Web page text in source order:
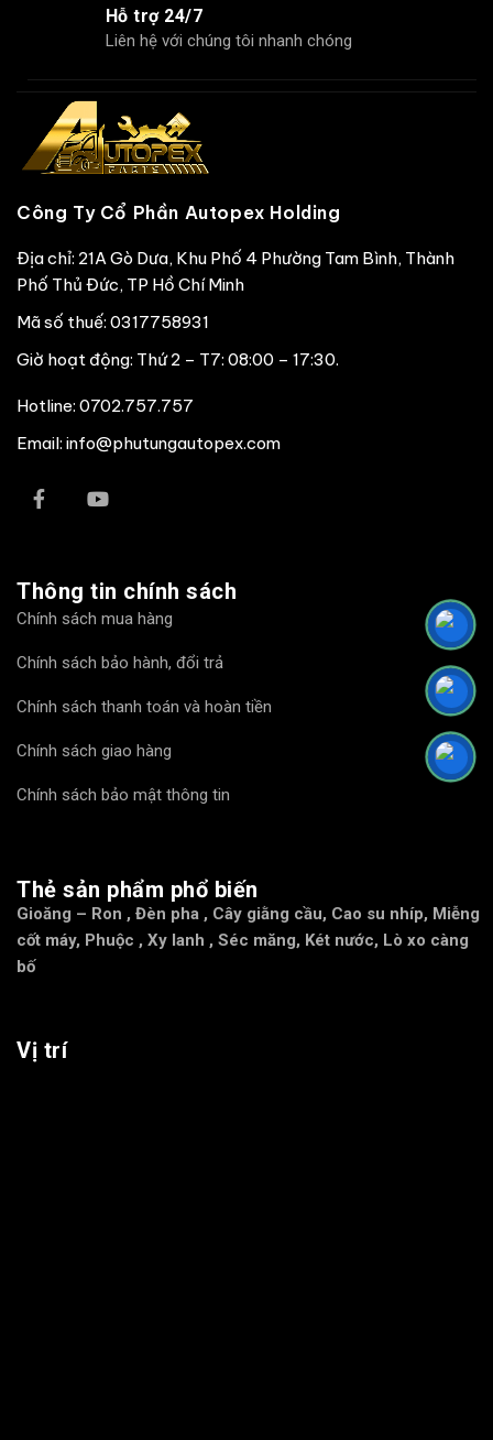
Hỗ trợ 24/7
Liên hệ với chúng tôi nhanh chóng
Công Ty Cổ Phần Autopex Holding
Địa chỉ: 21A Gò Dưa, Khu Phố 4 Phường Tam Bình, Thành
Phố Thủ Đức, TP Hồ Chí Minh
Mã số thuế: 0317758931
Giờ hoạt động: Thứ 2 – T7: 08:00 – 17:30.
Hotline: 0702.757.757
Email: info@phutungautopex.com
Thông tin chính sách
Chính sách mua hàng
Chính sách bảo hành, đổi trả
Chính sách thanh toán và hoàn tiền
Chính sách giao hàng
Chính sách bảo mật thông tin
Thẻ sản phẩm phổ biến
Gioăng – Ron , Đèn pha , Cây giằng cầu, Cao su nhíp, Miễng
cốt máy, Phuộc , Xy lanh , Séc măng, Két nước, Lò xo càng
bố
Vị trí